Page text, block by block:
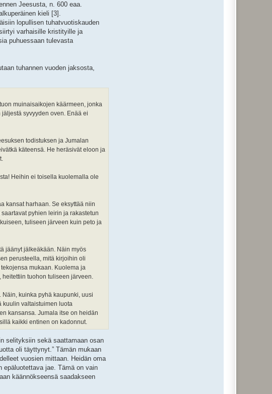
Jeesusta, n. 600 eaa.
kieli [3].
lopullisen tuhatvuotiskauden
varhaisille kristityille ja
puhuessaan tulevasta
tuhannen vuoden jaksosta,
muinaisaikojen käärmeen, jonka
syvyyden oven. Enää ei
todistuksen ja Jumalan
käteensä. He heräsivät eloon ja
Heihin ei toisella kuolemalla ole
kansat harhaan. Se eksyttää niin
pyhien leirin ja rakastetun
tuliseen järveen kuin peto ja
jäänyt jälkeäkään. Näin myös
perusteella, mitä kirjoihin oli
mukaan. Kuolema ja
tuohon tuliseen järveen.
kuinka pyhä kaupunki, uusi
kuulin valtaistuimen luota
kansansa. Jumala itse on heidän
kaikki entinen on kadonnut.
selityksiin sekä saattamaan osan
oli täyttynyt.” Tämän mukaan
vuosien mittaan. Heidän oma
epäluotettava jae. Tämä on vain
käännökseensä saadakseen